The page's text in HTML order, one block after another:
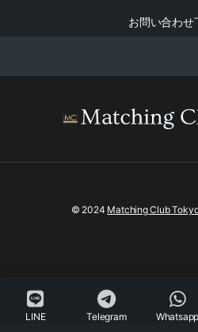
お問い合わせ
© 2024 Matching Club
LINE Telegram Whatsapp